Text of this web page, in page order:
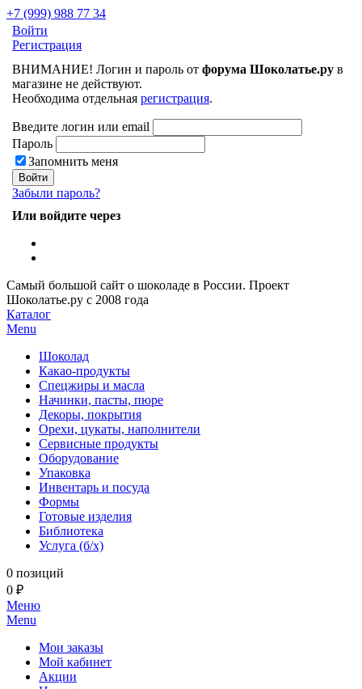
+7 (999) 988 77 34
Войти
Регистрация
ВНИМАНИЕ! Логин и пароль от форума Шоколатье.ру в
магазине не действуют.
Необходима отдельная регистрация.
Введите логин или email
Пароль
Запомнить меня
Забыли пароль?
Или войдите через
Самый большой сайт о шоколаде в России. Проект
Шоколатье.ру с 2008 года
Каталог
Menu
Шоколад
Какао-продукты
Спецжиры и масла
Начинки, пасты, пюре
Декоры, покрытия
Орехи, цукаты, наполнители
Сервисные продукты
Оборудование
Упаковка
Инвентарь и посуда
Формы
Готовые изделия
Библиотека
Услуга (б/х)
0 позиций
0 ₽
Меню
Menu
Мои заказы
Мой кабинет
Акции